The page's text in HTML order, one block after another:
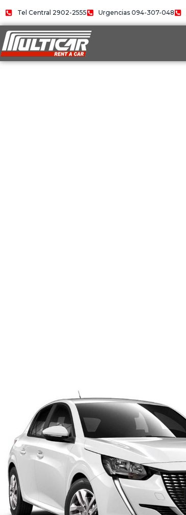
al
contenido
Tel Central 2902-2555 Urgencias 094-307-048